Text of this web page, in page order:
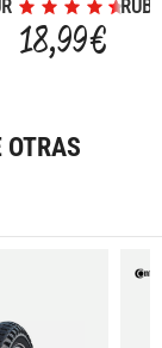
18,99 €